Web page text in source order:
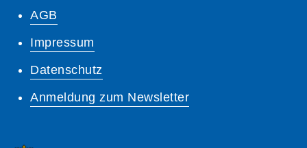
AGB
Impressum
Datenschutz
Anmeldung zum Newsletter